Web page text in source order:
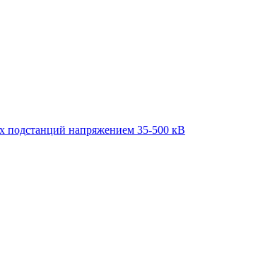
подстанций напряжением 35-500 кВ